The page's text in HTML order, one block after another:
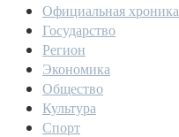
Официальная хроника
Государство
Регион
Экономика
Общество
Культура
Спорт